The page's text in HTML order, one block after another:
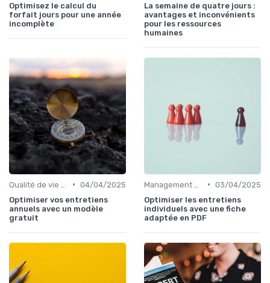
Optimisez le calcul du
forfait jours pour une année
incomplète
La semaine de quatre jours :
avantages et inconvénients
pour les ressources
humaines
• 04/04/2025
Optimiser vos entretiens
annuels avec un modèle
gratuit
• 03/04/2025
Optimiser les entretiens
individuels avec une fiche
adaptée en PDF